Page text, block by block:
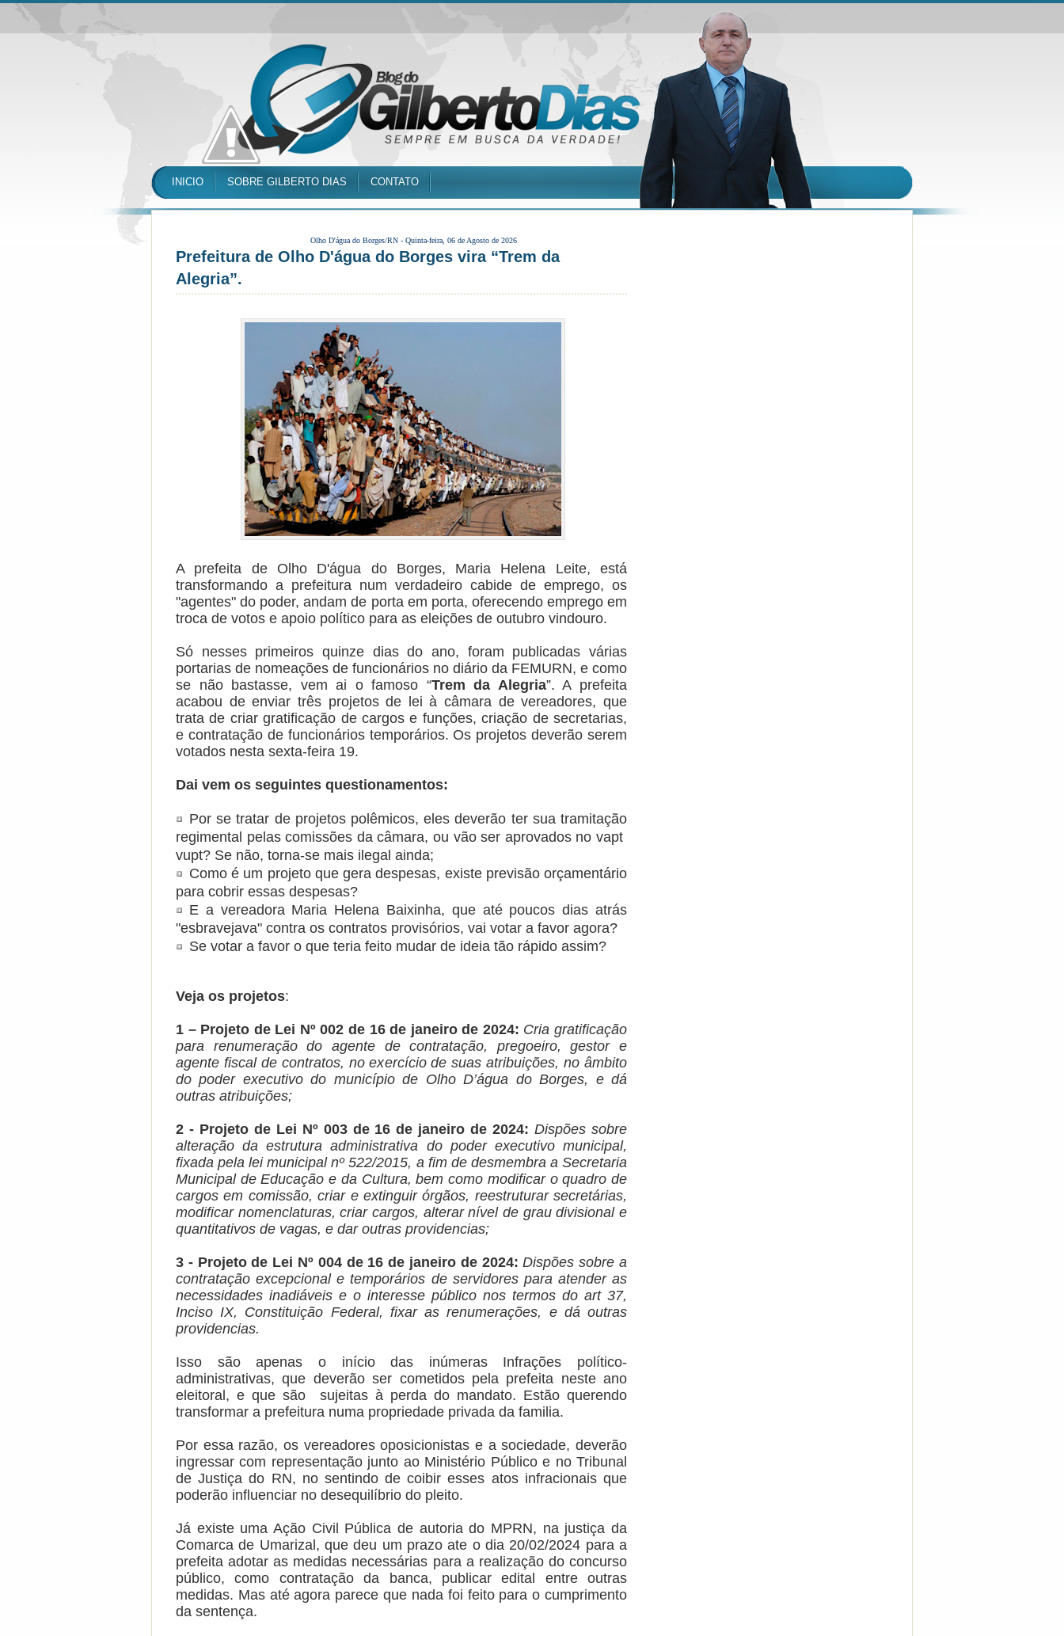
INICIO SOBRE GILBERTO DIAS CONTATO
Olho D'água do Borges/RN - Quinta-feira, 06 de Agosto de 2026
Prefeitura de Olho D'água do Borges vira “Trem da
Alegria”.
A prefeita de Olho D'água do Borges, Maria Helena Leite, está
transformando a prefeitura num verdadeiro cabide de emprego, os
"agentes" do poder, andamde porta em porta, oferecendo empregoem
troca de votos e apoio político para as eleições de outubro vindouro.
Só nesses primeiros quinze dias do ano, foram publicadas várias
portarias de nomeações de funcionários no diário da FEMURN, e como
se não bastasse, vem ai o famoso “Trem da Alegria”. A prefeita
acabou de enviar três projetos de lei à câmara de vereadores, que
trata de criar gratificação de cargos e funções, criação de secretarias,
e contratação de funcionários temporários. Os projetos deverão serem
votados nesta sexta-feira 19.
Dai vem os seguintes questionamentos:
Por se tratar de projetos polêmicos, eles deverão ter sua tramitação
regimental pelas comissões da câmara, ou vão ser aprovados no vapt
vupt? Se não, torna-se mais ilegal ainda;
Como é um projeto que gera despesas, existe previsão orçamentário
para cobrir essas despesas?
E a vereadora Maria Helena Baixinha, que até poucos dias atrás
"esbravejava" contra os contratos provisórios, vai votar a favor agora?
Se votar a favor o que teria feito mudar de ideia tão rápido assim?
Veja os projetos:
1 – Projeto de Lei Nº 002 de 16 de janeiro de 2024: Cria gratificação
para renumeração do agente de contratação, pregoeiro, gestor e
agente fiscal de contratos, no exercício de suas atribuições, no âmbito
do poder executivo do município de Olho D’água do Borges, e dá
outras atribuições;
2 - Projeto de Lei Nº 003 de 16 de janeiro de 2024: Dispões sobre
alteração da estrutura administrativa do poder executivo municipal,
fixada pela lei municipal nº 522/2015, a fim de desmembra a Secretaria
Municipal de Educação e da Cultura, bem como modificar o quadro de
cargos em comissão, criar e extinguir órgãos, reestruturar secretárias,
modificar nomenclaturas, criar cargos, alterar nível de grau divisional e
quantitativos de vagas, e dar outras providencias;
3 - Projeto de Lei Nº 004 de 16 de janeiro de 2024: Dispões sobre a
contratação excepcional e temporários de servidores para atender as
necessidades inadiáveis e o interesse público nos termos do art 37,
Inciso IX, Constituição Federal, fixar as renumerações, e dá outras
providencias.
Isso são apenas o início das inúmeras Infrações político-
administrativas, que deverão ser cometidos pela prefeita neste ano
eleitoral, e que são sujeitas à perda do mandato. Estão querendo
transformar a prefeitura numa propriedade privada da familia.
Por essa razão, os vereadores oposicionistas e a sociedade, deverão
ingressar com representação junto ao Ministério Público e no Tribunal
de Justiça do RN, no sentindo de coibir esses atos infracionais que
poderão influenciar no desequilíbrio do pleito.
Já existe uma Ação Civil Pública de autoria do MPRN, na justiça da
Comarca de Umarizal, que deu um prazo ate o dia 20/02/2024 para a
prefeita adotar as medidas necessárias para a realização do concurso
público, como contratação da banca, publicar edital entre outras
medidas. Mas até agora parece que nada foi feito para o cumprimento
da sentença.